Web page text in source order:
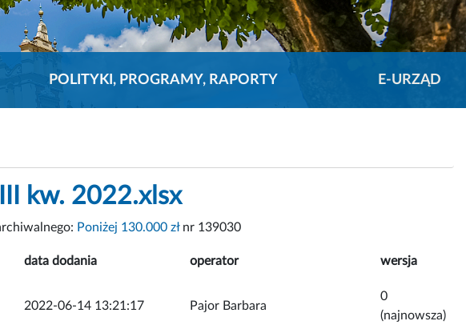
POLITYKI, PROGRAMY, RAPORTY E-URZĄD
kw. 2022.xlsx
Poniżej 130.000 złnr 139030
data dodania operator wersja
2022-06-14 13:21:17 Pajor Barbara
0
(najnowsza)